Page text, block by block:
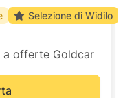
a offerte Goldcar
Selezione di Widilo